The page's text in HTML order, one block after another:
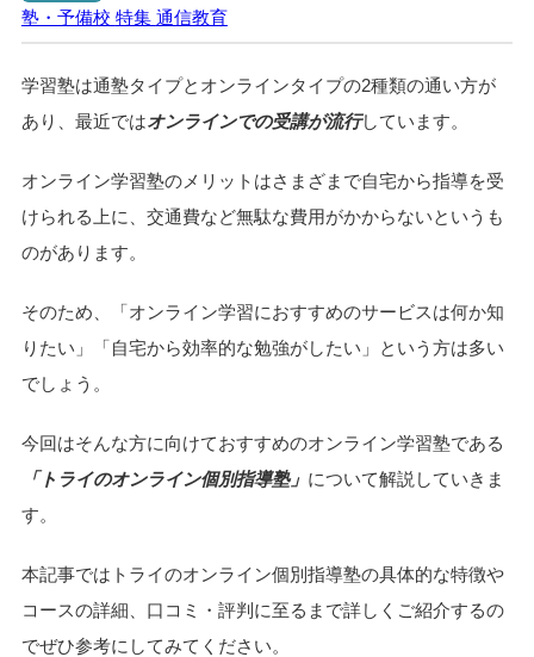
塾・予備校 特集 通信教育
学習塾は通塾タイプとオンラインタイプの2種類の通い方が
あり、最近ではオンラインでの受講が流行しています。
オンライン学習塾のメリットはさまざまで自宅から指導を受
けられる上に、交通費など無駄な費用がかからないというも
のがあります。
そのため、「オンライン学習におすすめのサービスは何か知
りたい」「自宅から効率的な勉強がしたい」という方は多い
でしょう。
今回はそんな方に向けておすすめのオンライン学習塾である
「トライのオンライン個別指導塾」 について解説していきま
す。
本記事ではトライのオンライン個別指導塾の具体的な特徴や
コースの詳細、口コミ・評判に至るまで詳しくご紹介するの
でぜひ参考にしてみてください。